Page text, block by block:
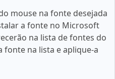
mouse na fonte desejada
a fonte no Microsoft
na lista de fontes do
fonte na lista e aplique-a